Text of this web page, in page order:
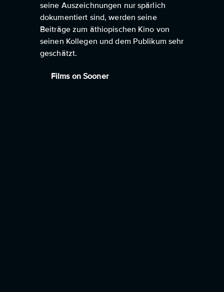
seine Auszeichnungen nur spärlich
dokumentiert sind, werden seine
Beiträge zum äthiopischen Kino von
seinen Kollegen und dem Publikum sehr
geschätzt.
Films on Sooner